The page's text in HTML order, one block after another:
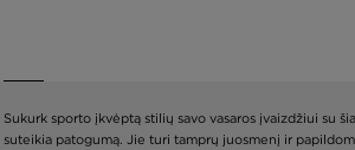
Sukurk sporto įkvėptą stilių savo vasaros įvaizdžiui su
suteikia patogumą. Jie turi tamprų juosmenį ir